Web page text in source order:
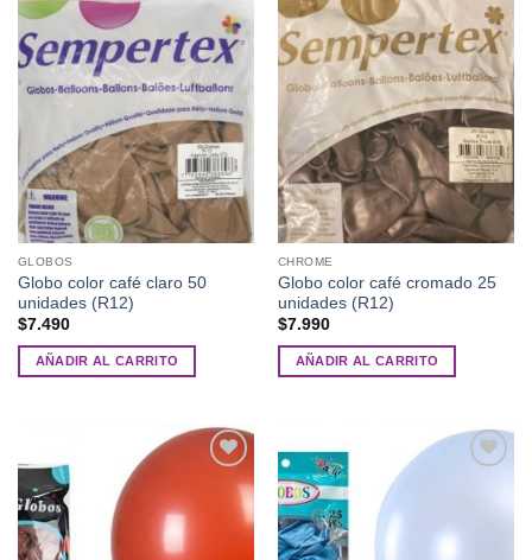
Añadir
a la
lista de
deseos
GLOBOS
Globo color café claro 50
unidades (R12)
$7.490
AÑADIR AL CARRITO
Añadir
a la
lista de
deseos
CHROME
Globo color café cromado 25
unidades (R12)
$7.990
AÑADIR AL CARRITO
Añadir
lista de